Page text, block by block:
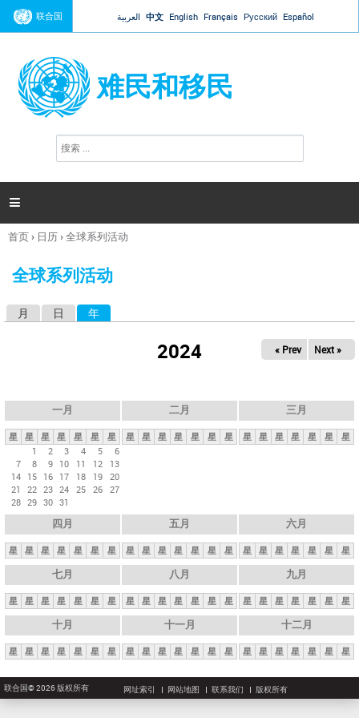
Jump to navigation
联合国 العربية 中文 English Français Русский Español
难民和移民
搜
索

你
这
首页› 日历›全球系列活动
全球系列活动
月 日 年
2024 « Prev Next »
一月
星 星 星 星 星 星
星
1
2 3 4 5
6
7
8 9 10 11 12
13
14 15 16 17 18 19 20
21
22 23 24 25 26 27
28 29 30 31
二月
星 星 星 星 星 星 星
三月
星 星 星 星 星 星 星
四月
星 星 星 星 星 星 星
五月
星 星 星 星 星 星 星
六月
星 星 星 星 星 星 星
七月
星 星 星 星 星 星 星
八月
星 星 星 星 星 星 星
九月
星 星 星 星 星 星 星
十月
星 星 星 星 星 星 星
十一月
星 星 星 星 星 星 星
十二月
星 星 星 星 星 星 星
联合国© 2026 版权所有 网址索引 网站地图 联系我们 版权所有